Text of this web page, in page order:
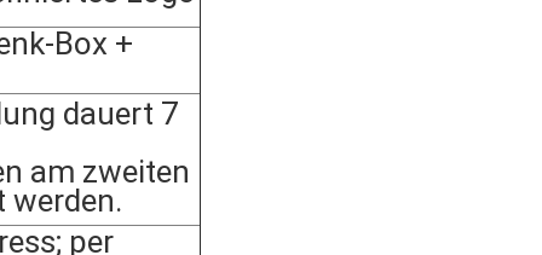
Box +
dauert 7
am zweiten
werden.
per